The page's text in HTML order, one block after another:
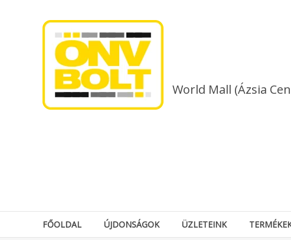
World Mall (Ázsia
FŐOLDAL ÚJDONSÁGOK ÜZLETEINK